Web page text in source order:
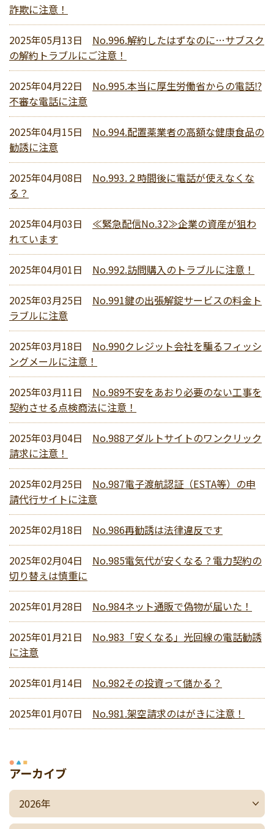
詐欺に注意！
2025年05月13日
No.996.解約したはずなのに…サブスク
の解約トラブルにご注意！
2025年04月22日
No.995.本当に厚生労働省からの電話⁉
不審な電話に注意
2025年04月15日
No.994.配置薬業者の高額な健康食品の
勧誘に注意
2025年04月08日
No.993.２時間後に電話が使えなくな
る？
2025年04月03日
≪緊急配信No.32≫企業の資産が狙わ
れています
2025年04月01日 No.992.訪問購入のトラブルに注意！
2025年03月25日
No.991鍵の出張解錠サービスの料金ト
ラブルに注意
2025年03月18日
No.990クレジット会社を騙るフィッシ
ングメールに注意！
2025年03月11日
No.989不安をあおり必要のない工事を
契約させる点検商法に注意！
2025年03月04日
No.988アダルトサイトのワンクリック
請求に注意！
2025年02月25日
No.987電子渡航認証（ESTA等）の申
請代行サイトに注意
2025年02月18日 No.986再勧誘は法律違反です
2025年02月04日
No.985電気代が安くなる？電力契約の
切り替えは慎重に
2025年01月28日 No.984ネット通販で偽物が届いた！
2025年01月21日
No.983「安くなる」光回線の電話勧誘
に注意
2025年01月14日 No.982その投資って儲かる？
2025年01月07日 No.981.架空請求のはがきに注意！
アーカイブ
2026年